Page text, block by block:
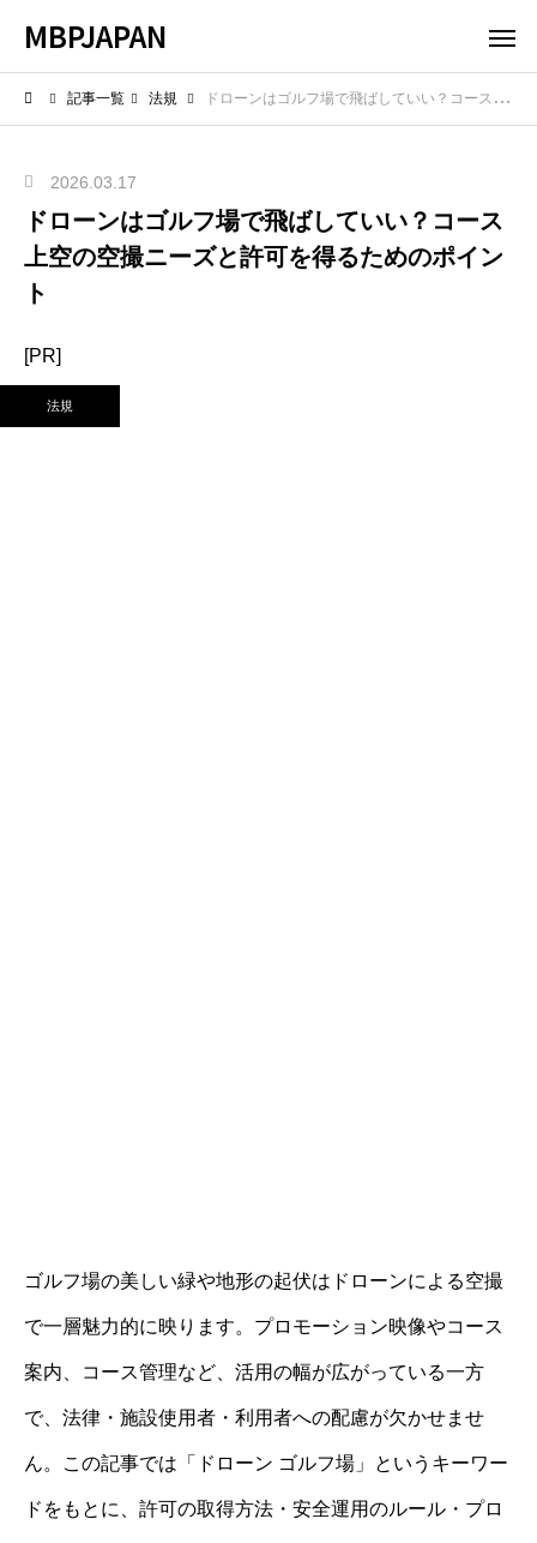
MBPJAPAN
記事一覧 法規 ドローンはゴルフ場で飛ばしていい？コース上空の空撮ニーズと許可を得るためのポイント
2026.03.17
ドローンはゴルフ場で飛ばしていい？コース
上空の空撮ニーズと許可を得るためのポイン
ト
[PR]
法規
ゴルフ場の美しい緑や地形の起伏はドローンによる空撮
で一層魅力的に映ります。プロモーション映像やコース
案内、コース管理など、活用の幅が広がっている一方
で、法律・施設使用者・利用者への配慮が欠かせませ
ん。この記事では「ドローン ゴルフ場」というキーワー
ドをもとに、許可の取得方法・安全運用のルール・プロ